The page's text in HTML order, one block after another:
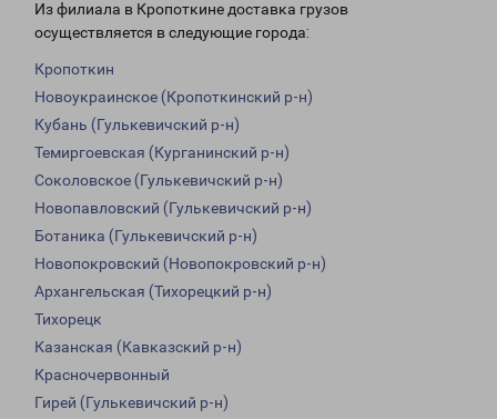
Из филиала в Кропоткине доставка грузов
осуществляется в следующие города:
Кропоткин
Новоукраинское (Кропоткинский р-н)
Кубань (Гулькевичский р-н)
Темиргоевская (Курганинский р-н)
Соколовское (Гулькевичский р-н)
Новопавловский (Гулькевичский р-н)
Ботаника (Гулькевичский р-н)
Новопокровский (Новопокровский р-н)
Архангельская (Тихорецкий р-н)
Тихорецк
Казанская (Кавказский р-н)
Красночервонный
Гирей (Гулькевичский р-н)